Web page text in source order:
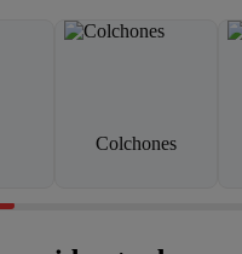
Colchones